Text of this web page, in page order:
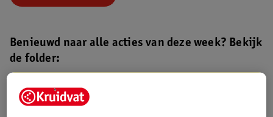
Benieuwd naar alle acties van deze week? Bekijk
de folder:
Kruidvat folder